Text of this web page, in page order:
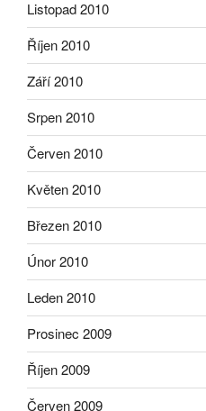
Listopad 2010
Říjen 2010
Září 2010
Srpen 2010
Červen 2010
Květen 2010
Březen 2010
Únor 2010
Leden 2010
Prosinec 2009
Říjen 2009
Červen 2009